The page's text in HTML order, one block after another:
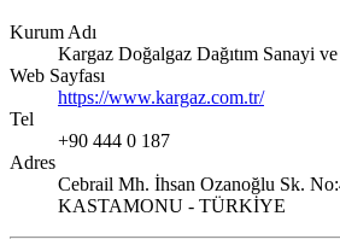
Kurum Adı
Kargaz Doğalgaz Dağıtım Sanayi
Web Sayfası
https://www.kargaz.com.tr/
Tel
+90 444 0 187
Adres
Cebrail Mh. İhsan Ozanoğlu Sk.
KASTAMONU - TÜRKİYE